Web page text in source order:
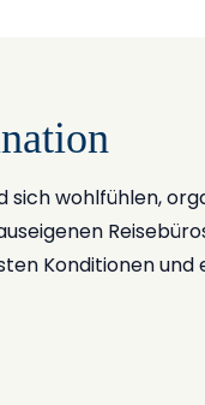
wohlfühlen,
Konditionen